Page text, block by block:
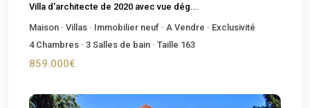
Villa d'architecte de 2020 avec vue dég...
Maison · Villas · Immobilier neuf · A Vendre · Exclusivité
4Chambres · 3 Salles de bain · Taille 163
859.000€